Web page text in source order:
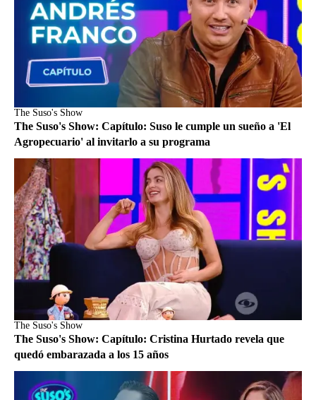
The Suso's Show
The Suso's Show: Capítulo: Suso le cumple un sueño a 'El
Agropecuario' al invitarlo a su programa
The Suso's Show
The Suso's Show: Capítulo: Cristina Hurtado revela que
quedó embarazada a los 15 años